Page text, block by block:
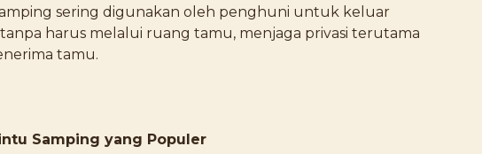
sering digunakan oleh penghuni untuk keluar
harus melalui ruang tamu, menjaga privasi terutama
tamu.
Samping yang Populer